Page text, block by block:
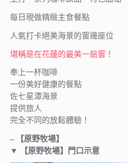
每日現做精緻主食餐點
人氣打卡絕美海景的窗邊座位
堪稱是在花蓮的最美一扇窗！
奉上一杯咖啡
一份美好健康的餐點
佐七星潭海景
提供旅人
完全不同的放鬆體驗！
– 【原野牧場】
▼
【原野牧場】門口示意